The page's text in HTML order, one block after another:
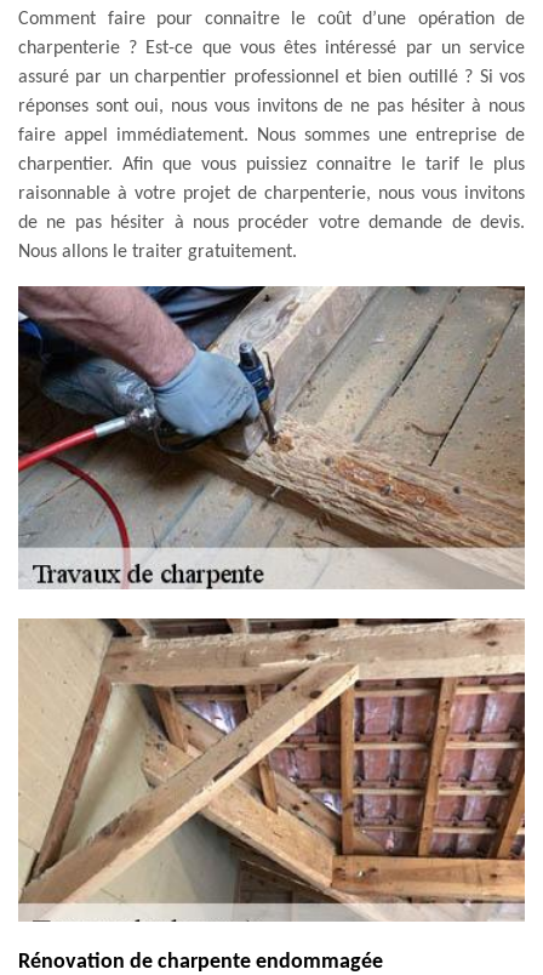
Comment faire pour connaitre le coût d’une opération de
charpenterie ? Est-ce que vous êtes intéressé par un service
assuré par un charpentier professionnel et bien outillé ? Si vos
réponses sont oui, nous vous invitons de ne pas hésiter à nous
faire appel immédiatement. Nous sommes une entreprise de
charpentier. Afin que vous puissiez connaitre le tarif le plus
raisonnable à votre projet de charpenterie, nous vous invitons
de ne pas hésiter à nous procéder votre demande de devis.
Nous allons le traiter gratuitement.
Rénovation de charpente endommagée